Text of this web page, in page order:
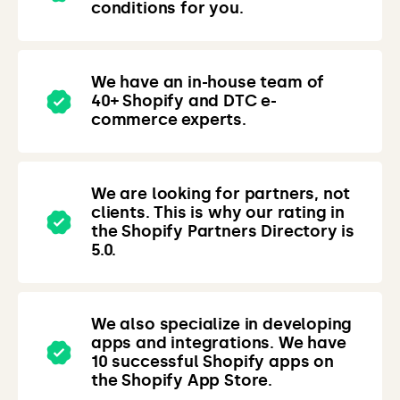
conditions for you.
We have an in-house team of
40+ Shopify and DTC e-
commerce experts.
We are looking for partners, not
clients. This is why our rating in
the Shopify Partners Directory is
5.0.
We also specialize in developing
apps and integrations. We have
10 successful Shopify apps on
the Shopify App Store.